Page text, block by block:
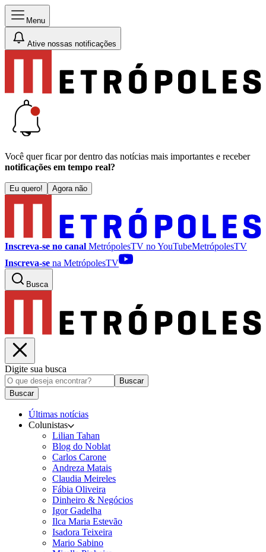
Menu
Ative nossas notificações
Você quer ficar por dentro das notícias mais importantes e receber
notificações em tempo real?
Eu quero! Agora não
Inscreva-se no canal MetrópolesTV noYouTubeMetrópolesTV
Inscreva-se na MetrópolesTV
Busca
Digite sua busca
Buscar
Buscar
Últimas notícias
Colunistas
Lilian Tahan
Blog do Noblat
Carlos Carone
Andreza Matais
Claudia Meireles
Fábia Oliveira
Dinheiro & Negócios
Igor Gadelha
Ilca Maria Estevão
Isadora Teixeira
Mario Sabino